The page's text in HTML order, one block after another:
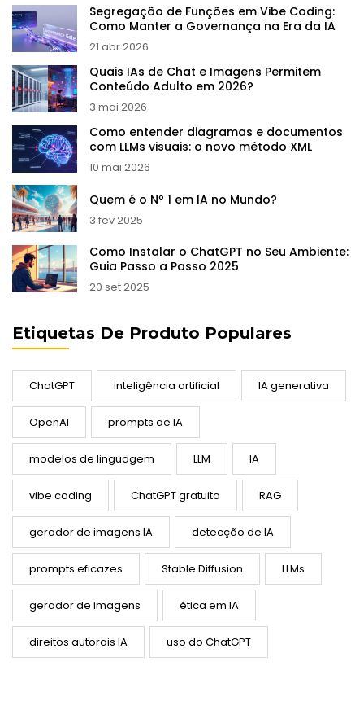
Segregação de Funções em Vibe Coding:
Como Manter a Governança na Era da IA
21 abr 2026
Quais IAs de Chat e Imagens Permitem
Conteúdo Adulto em 2026?
3 mai 2026
Como entender diagramas e documentos
com LLMs visuais: o novo método XML
10 mai 2026
Quem é o Nº 1 em IA no Mundo?
3 fev 2025
Como Instalar o ChatGPT no Seu Ambiente:
Guia Passo a Passo 2025
20 set 2025
Etiquetas De Produto Populares
ChatGPT inteligência artificial IA generativa
OpenAI prompts de IA
modelos de linguagem LLM IA
vibe coding ChatGPT gratuito RAG
gerador de imagens IA detecção de IA
prompts eficazes Stable Diffusion LLMs
gerador de imagens ética em IA
direitos autorais IA uso do ChatGPT